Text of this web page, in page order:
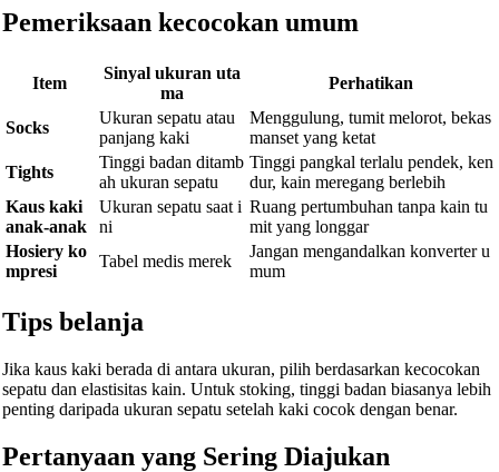
Pemeriksaan kecocokan umum
Item
Sinyal ukuran uta
ma
Perhatikan
Socks
Ukuran sepatu atau
panjang kaki
Menggulung, tumit melorot, bekas
manset yang ketat
Tights
Tinggi badan ditamb
ah ukuran sepatu
Tinggi pangkal terlalu pendek, ken
dur, kain meregang berlebih
Kaus kaki
anak-anak
Ukuran sepatu saat i
ni
Ruang pertumbuhan tanpa kain tu
mit yang longgar
Hosiery ko
mpresi
Tabel medis merek
Jangan mengandalkan konverter u
mum
Tips belanja
Jika kaus kaki berada di antara ukuran, pilih berdasarkan kecocokan
sepatu dan elastisitas kain. Untuk stoking, tinggi badan biasanya lebih
penting daripada ukuran sepatu setelah kaki cocok dengan benar.
Pertanyaan yang Sering Diajukan